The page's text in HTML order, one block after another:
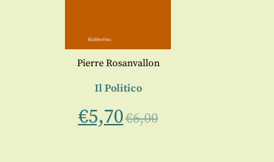
Pierre Rosanvallon
Il Politico
€5,70€6,00